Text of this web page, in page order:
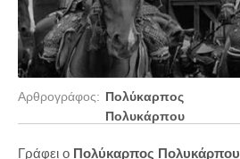
Αρθρογράφος: Πολύκαρπος
Πολυκάρπου
Γράφει ο Πολύκαρπος Πολυκάρπου